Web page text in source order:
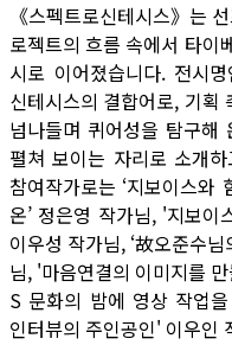
《스펙트로신테시스》는
로젝트의 흐름 속에서 타이
시로 이어졌습니다. 전시
신테시스의 결합어로, 기획
넘나들며 퀴어성을 탐구해
펼쳐 보이는 자리로 소개
참여작가로는 ‘지보이스와
온’ 정은영 작가님, '지보
이우성 작가님, ‘故오준수
님, '마음연결의 이미지를
S 문화의 밤에 영상 작업
인터뷰의 주인공인' 이우인